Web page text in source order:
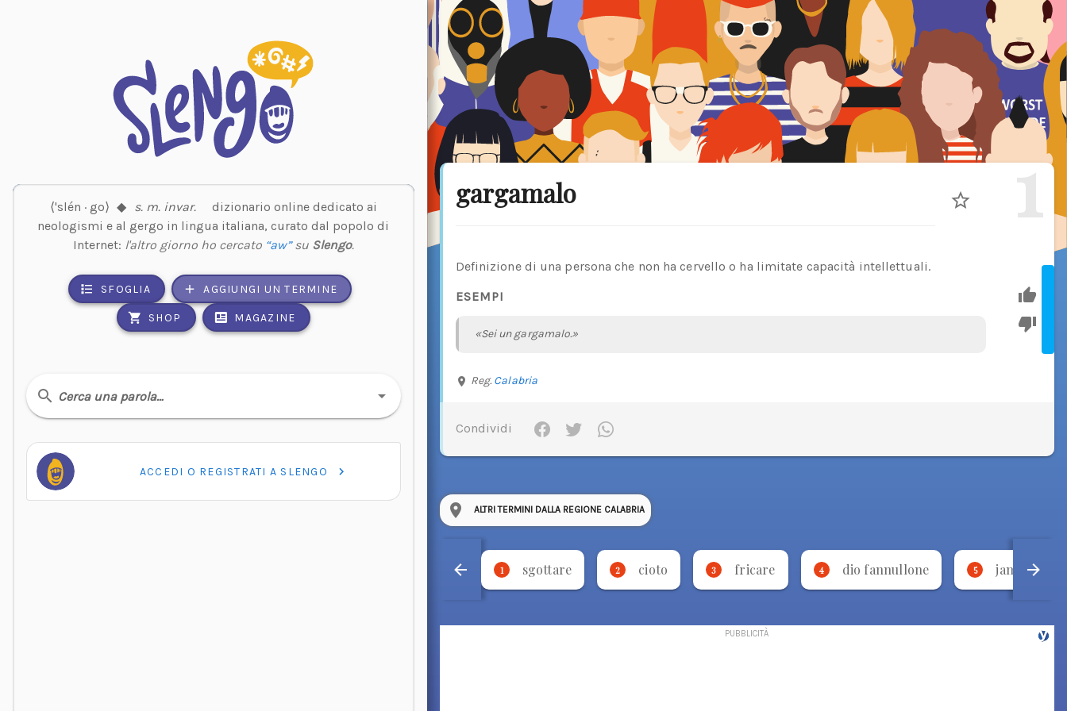
⟨'slén · go⟩ ◆ s. m. invar.
dizionario online dedicato ai
neologismi e al gergo in lingua italiana, curato dal popolo di
Internet: l'altro giorno ho cercato “aw”su Slengo.
SFOGLIA AGGIUNGI UN TERMINE
SHOP MAGAZINE
Cerca una parola…
ACCEDI O REGISTRATI A SLENGO
gargamalo 1
Definizione di una persona che non ha cervello o ha limitate capacità intellettuali.
ESEMPI
«Sei un gargamalo.»
Reg. Calabria
Condividi
ALTRI TERMINI DALLA REGIONE CALABRIA
1 sgottare 2 cioto 3 fricare 4 dio fannullone 5 jamu